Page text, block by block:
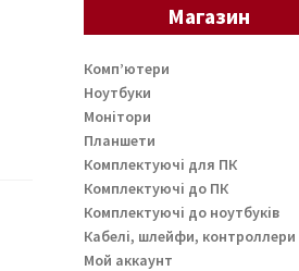
Магазин
Комп’ютери
Ноутбуки
Монітори
Планшети
Комплектуючі для ПК
Комплектуючі до ПК
Комплектуючі до ноутбуків
Кабелі, шлейфи, контроллери
Мой аккаунт